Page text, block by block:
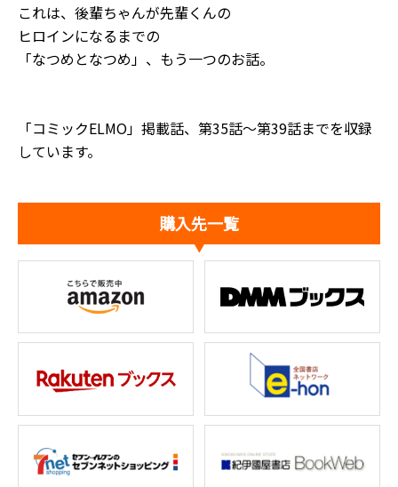
これは、後輩ちゃんが先輩くんの
ヒロインになるまでの
「なつめとなつめ」、もう一つのお話。
「コミックELMO」掲載話、第35話～第39話までを収録
しています。
購入先一覧